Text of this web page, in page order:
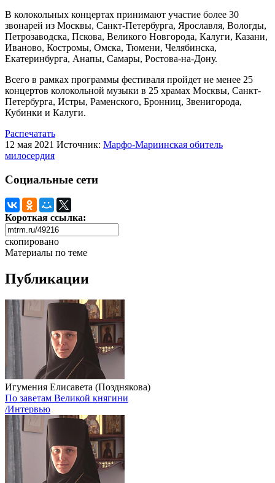
В колокольных концертах принимают участие более 30
звонарей из Москвы, Санкт-Петербурга, Ярославля, Вологды,
Петрозаводска, Пскова, Великого Новгорода, Калуги, Казани,
Иваново, Костромы, Омска, Тюмени, Челябинска,
Екатеринбурга, Анапы, Самары, Ростова-на-Дону.
Всего в рамках программы фестиваля пройдет не менее 25
концертов колокольной музыки в 25 храмах Москвы, Санкт-
Петербурга, Истры, Раменского, Бронниц, Звенигорода,
Кубинки и Калуги.
Распечатать
12 мая 2021 Источник: Марфо-Мариинская обитель
милосердия
Социальные сети
Короткая ссылка:
скопировано
Материалы по теме
Публикации
Игумения Елисавета (Позднякова)
По заветам Великой княгини
/Интервью